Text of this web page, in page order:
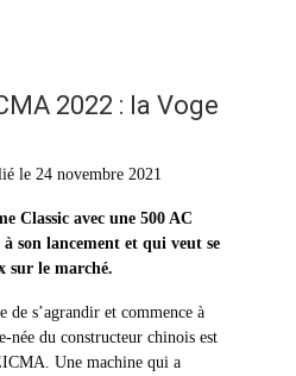
2022 : la Voge
le 24 novembre 2021
Classic avec une 500 AC
à son lancement et qui veut se
sur le marché.
de s’agrandir et commence à
née du constructeur chinois est
Une machine qui a